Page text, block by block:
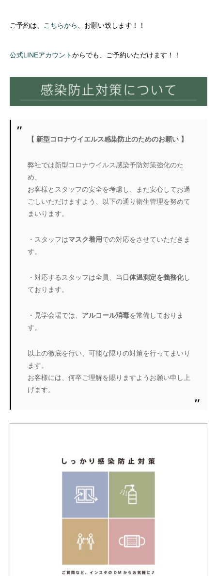
ご予約は、 こちらから 、お願い致します！！
公式LINEアカウントからでも、ご予約いただけます！！
【 新型コロナウイエルス感染防止のためのお願い 】
弊社では新型コロナウイルス感染予防対策強化のた
め、
お客様とスタッフの安全を考慮し、また安心してお過
ごしいただけますよう、以下の通り衛生管理を努めて
まいります。
・スタッフはマスク着用での対応をさせていただきま
す。
・対応するスタッフは全員、当日体温測定を義務化し
ております。
・見学会場では、 アルコール消毒を常備しておりま
す。
以上の徹底を行い、可能な限りの対策を行ってまいり
ます。
お客様には、何卒ご理解を賜りますようお願い申し上
げます。